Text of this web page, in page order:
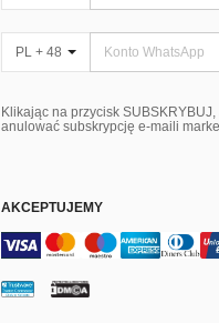
PL + 48
Klikając na przycisk
anulować subskrypcję e-maili
AKCEPTUJEMY